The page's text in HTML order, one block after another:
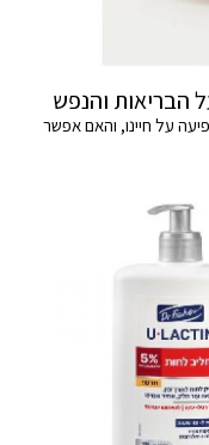
הבריאות והנפש
על חיינו, והאם אפשר